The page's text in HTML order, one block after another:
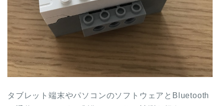
タブレット端末やパソコンのソフトウェアとBluetooth